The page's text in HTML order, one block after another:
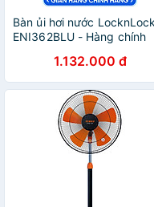
Bàn ủi hơi nước LocknLock
ENI362BLU - Hàng chính
tự làm sạch, chống nhỏ giọt
- JoyMall
1.132.000 đ